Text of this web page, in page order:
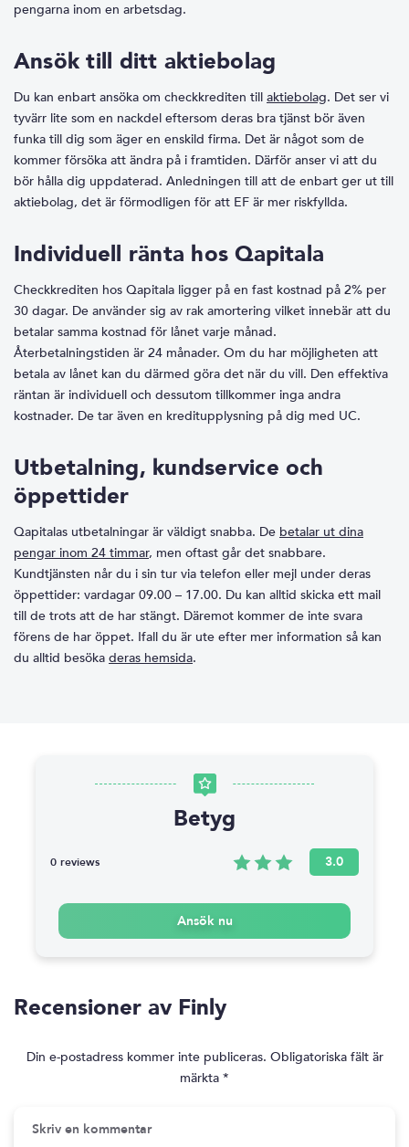
pengarna inom en arbetsdag.
Ansök till ditt aktiebolag
Du kan enbart ansöka om checkkrediten till aktiebolag. Det ser vi
tyvärr lite som en nackdel eftersom deras bra tjänst bör även
funka till dig som äger en enskild firma. Det är något som de
kommer försöka att ändra på i framtiden. Därför anser vi att du
bör hålla dig uppdaterad. Anledningen till att de enbart ger ut till
aktiebolag, det är förmodligen för att EF är mer riskfyllda.
Individuell ränta hos Qapitala
Checkkrediten hos Qapitala ligger på en fast kostnad på 2% per
30 dagar. De använder sig av rak amortering vilket innebär att du
betalar samma kostnad för lånet varje månad.
Återbetalningstiden är 24 månader. Om du har möjligheten att
betala av lånet kan du därmed göra det när du vill. Den effektiva
räntan är individuell och dessutom tillkommer inga andra
kostnader. De tar även en kreditupplysning på dig med UC.
Utbetalning, kundservice och
öppettider
Qapitalas utbetalningar är väldigt snabba. De betalar ut dina
pengar inom 24 timmar, men oftast går det snabbare.
Kundtjänsten når du i sin tur via telefon eller mejl under deras
öppettider: vardagar 09.00 – 17.00. Du kan alltid skicka ett mail
till de trots att de har stängt. Däremot kommer de inte svara
förens de har öppet. Ifall du är ute efter mer information så kan
du alltid besöka deras hemsida.
Betyg
0 reviews 3.0
Ansök nu
Recensioner av Finly
Din e-postadress kommer inte publiceras. Obligatoriska fält är
märkta *